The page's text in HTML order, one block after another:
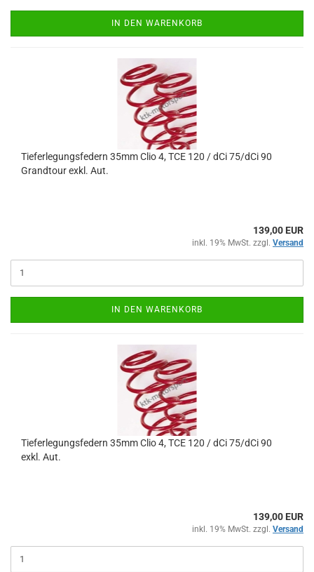
IN DEN WARENKORB
Tieferlegungsfedern 35mm Clio 4, TCE 120 / dCi 75/dCi 90
Grandtour exkl. Aut.
139,00 EUR
inkl. 19% MwSt. zzgl. Versand
IN DEN WARENKORB
Tieferlegungsfedern 35mm Clio 4, TCE 120 / dCi 75/dCi 90
exkl. Aut.
139,00 EUR
inkl. 19% MwSt. zzgl. Versand